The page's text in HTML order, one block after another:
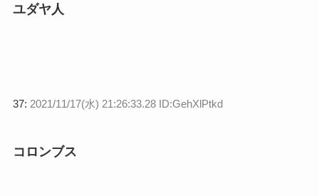
ユダヤ人
37: 2021/11/17(水) 21:26:33.28 ID:GehXlPtkd
コロンブス